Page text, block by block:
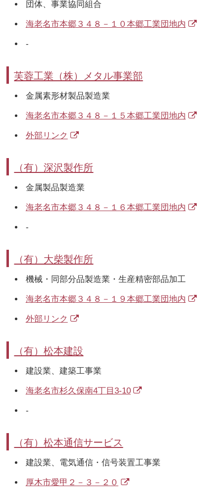
団体、事業協同組合
海老名市本郷３４８－１０本郷工業団地内
-
芙蓉工業（株）メタル事業部
金属素形材製品製造業
海老名市本郷３４８－１５本郷工業団地内
外部リンク
（有）深沢製作所
金属製品製造業
海老名市本郷３４８－１６本郷工業団地内
-
（有）大柴製作所
機械・同部分品製造業・生産精密部品加工
海老名市本郷３４８－１９本郷工業団地内
外部リンク
（有）松本建設
建設業、建築工事業
海老名市杉久保南4丁目3-10
-
（有）松本通信サービス
建設業、電気通信・信号装置工事業
厚木市愛甲２－３－２０